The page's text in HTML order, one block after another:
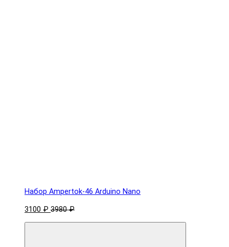
Набор Ampertok-46 Arduino Nano
3100 ₽ 3980 ₽